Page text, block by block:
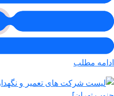
ادامه مطلب